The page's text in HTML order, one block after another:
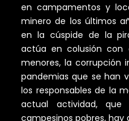
en campamentos y
minero de los últimos
en la cúspide de la
actúa en colusión
menores, la corrupción
pandemias que se han
los responsables de la
actual actividad,
campesinos pobres, hay